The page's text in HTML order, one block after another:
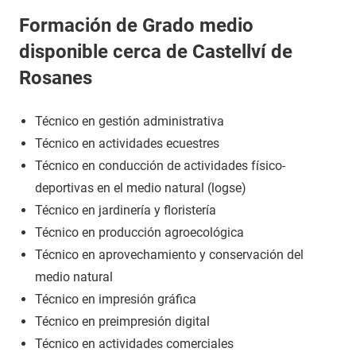
Formación de Grado medio
disponible cerca de Castellví de
Rosanes
Técnico en gestión administrativa
Técnico en actividades ecuestres
Técnico en conducción de actividades físico-
deportivas en el medio natural (logse)
Técnico en jardinería y floristería
Técnico en producción agroecológica
Técnico en aprovechamiento y conservación del
medio natural
Técnico en impresión gráfica
Técnico en preimpresión digital
Técnico en actividades comerciales